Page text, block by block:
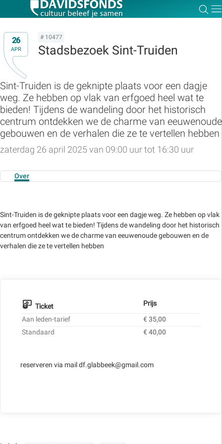
26
APR
# 10477
Stadsbezoek Sint-Truiden
Sint-Truiden is de geknipte plaats voor een dagje
weg. Ze hebben op vlak van erfgoed heel wat te
bieden! Tijdens de wandeling door het historisch
centrum ontdekken we de charme van eeuwenoude
gebouwen en de verhalen die ze te vertellen hebben
zaterdag 26 april 2025 van 09:00 uur tot 16:30 uur
Over
Sint-Truiden is de geknipte plaats voor een dagje weg. Ze hebben op vlak
van erfgoed heel wat te bieden! Tijdens de wandeling door het historisch
centrum ontdekken we de charme van eeuwenoude gebouwen en de
verhalen die ze te vertellen hebben
Ticket
Prijs
Aan leden-tarief
€ 35,00
Standaard
€ 40,00
reserveren via mail df.glabbeek@gmail.com
Zoek:
Zoeken